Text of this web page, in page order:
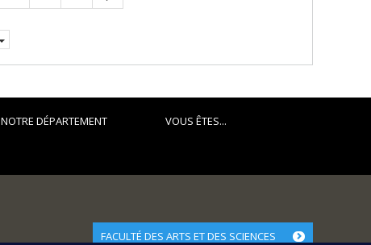
page
NOTRE DÉPARTEMENT VOUS ÊTES...
FACULTÉ DES ARTS ET DES SCIENCES